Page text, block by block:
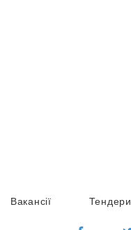
Вакансії Тендери